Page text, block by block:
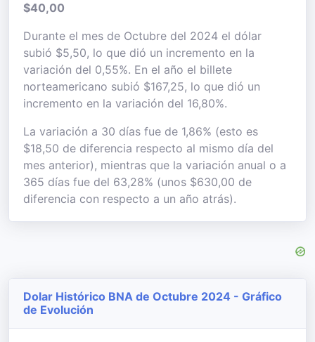
$40,00
Durante el mes de Octubre del 2024 el dólar
subió $5,50, lo que dió un incremento en la
variación del 0,55%. En el año el billete
norteamericano subió $167,25, lo que dió un
incremento en la variación del 16,80%.
La variación a 30 días fue de 1,86% (esto es
$18,50 de diferencia respecto al mismo día del
mes anterior), mientras que la variación anual o a
365 días fue del 63,28% (unos $630,00 de
diferencia con respecto a un año atrás).
Dolar Histórico BNA de Octubre 2024 - Gráfico
de Evolución